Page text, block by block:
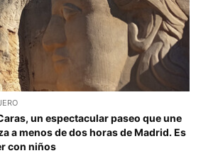
un espectacular paseo que une
a menos de dos horas de Madrid. Es
con niños